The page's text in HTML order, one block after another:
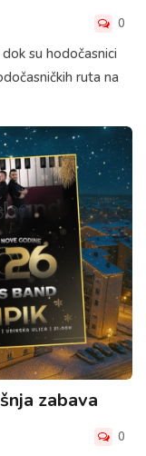
0
su hodočasnici
ruta na
zabava
0